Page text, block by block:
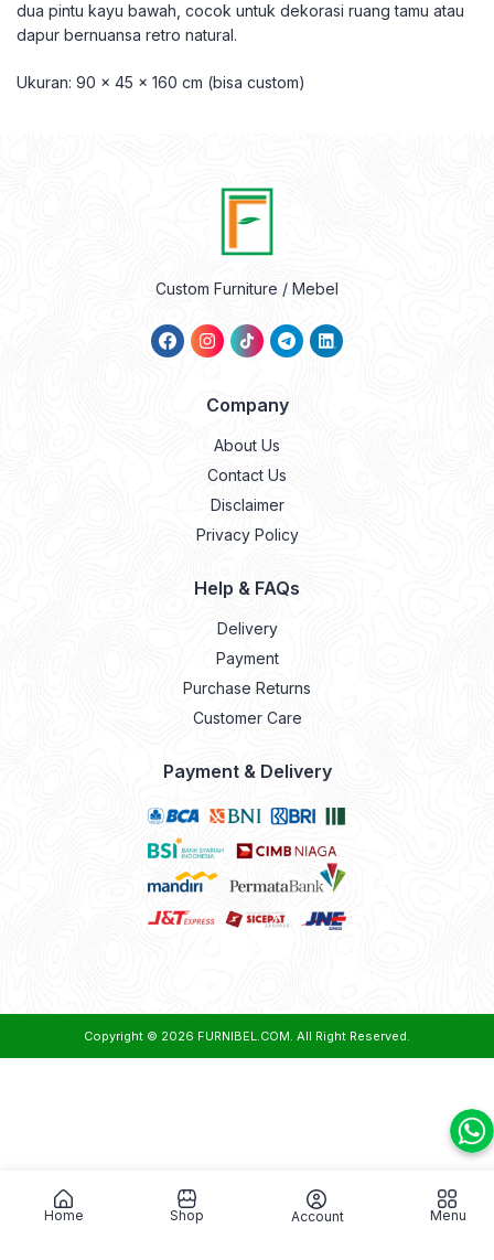
dua pintu kayu bawah, cocok untuk dekorasi ruang tamu atau
dapur bernuansa retro natural.
Ukuran: 90 x 45 x 160 cm (bisa custom)
Custom Furniture / Mebel
Company
About Us
Contact Us
Disclaimer
Privacy Policy
Help & FAQs
Delivery
Payment
Purchase Returns
Customer Care
Payment & Delivery
Copyright © 2026 FURNIBEL.COM. All Right Reserved.
Home Shop Account Menu